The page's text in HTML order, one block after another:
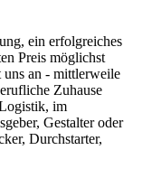
ein erfolgreiches
Preis möglichst
uns an - mittlerweile
Zuhause
im
Gestalter oder
Durchstarter,